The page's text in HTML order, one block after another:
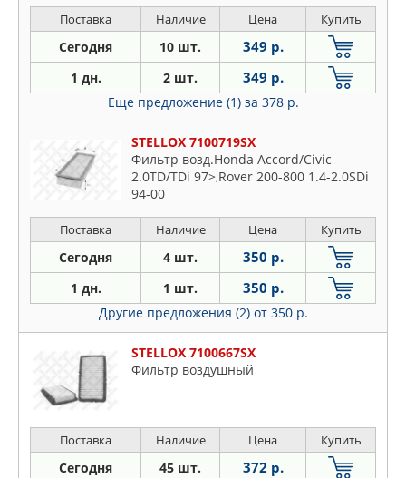
Поставка Наличие Цена Купить
Сегодня 10 шт. 349 р.
1 дн. 2 шт. 349 р.
Еще предложение (1) за 378 р.
STELLOX 7100719SX
Фильтр возд.Honda Accord/Civic
2.0TD/TDi 97>,Rover 200-800 1.4-2.0SDi
94-00
Поставка Наличие Цена Купить
Сегодня 4 шт. 350 р.
1 дн. 1 шт. 350 р.
Другие предложения (2) от 350 р.
STELLOX 7100667SX
Фильтр воздушный
Поставка Наличие Цена Купить
Сегодня 45 шт. 372 р.